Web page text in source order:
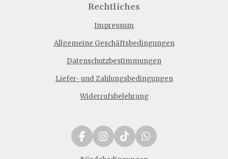
Rechtliches
Impressum
Allgemeine Geschäftsbedingungen
Datenschutzbestimmungen
Liefer- und Zahlungsbedingungen
Widerrufsbelehrung
F
a
I
n
T
i
W
h